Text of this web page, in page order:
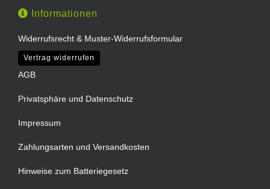
Informationen
Widerrufsrecht & Muster-Widerrufsformular
Vertrag widerrufen
AGB
Privatsphäre und Datenschutz
Impressum
Zahlungsarten und Versandkosten
Hinweise zum Batteriegesetz